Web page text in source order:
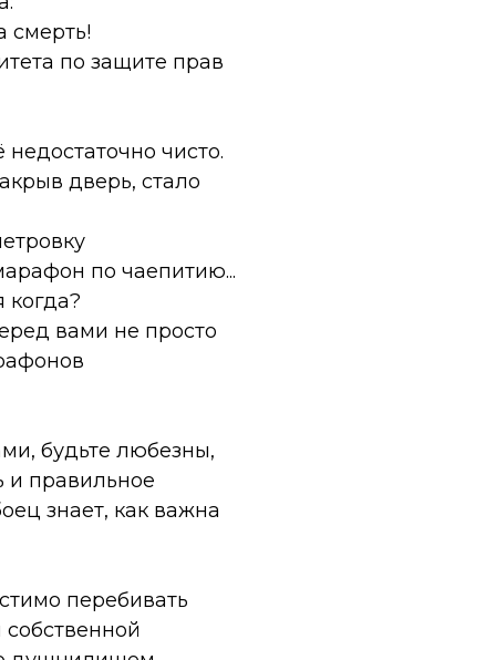
смерть!
по защите прав
чисто.
дверь, стало
по чаепитию...
когда?
вами не просто
будьте любезны,
и правильное
знает, как важна
перебивать